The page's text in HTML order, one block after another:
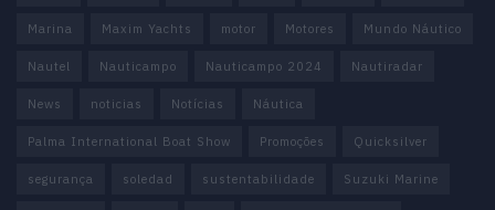
Marina Maxim Yachts motor Motores Mundo Náutico
Nautel Nauticampo Nauticampo 2024 Nautiradar
News noticias Notícias Náutica
Palma International Boat Show Promoções Quicksilver
segurança soledad sustentabilidade Suzuki Marine